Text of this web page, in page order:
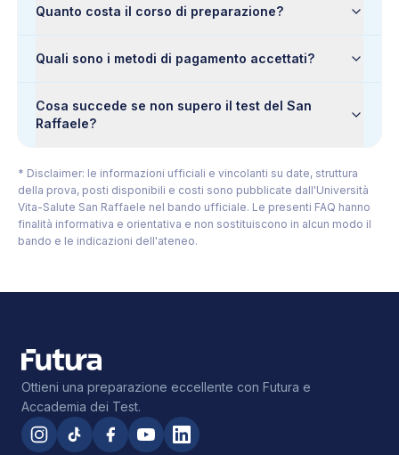
Quanto costa il corso di preparazione?
Quali sono i metodi di pagamento accettati?
Cosa succede se non supero il test del San
Raffaele?
* Disclaimer: le informazioni ufficiali e vincolanti su date, struttura
della prova, posti disponibili e costi sono pubblicate dall'Università
Vita-Salute San Raffaele nel bando ufficiale. Le presenti FAQ hanno
finalità informativa e orientativa e non sostituiscono in alcun modo il
bando e le indicazioni dell'ateneo.
Ottieni una preparazione eccellente con Futura e
Accademia dei Test.